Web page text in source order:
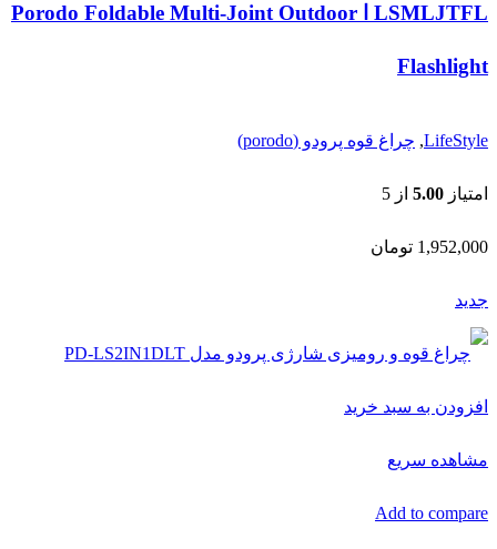
LSMLJTFL ا Porodo Foldable Multi-Joint Outdoor
Flashlight
LifeStyle
, چراغ قوه پرودو (porodo)
امتیاز 5.00 از 5
1,952,000 تومان
جدید
افزودن به سبد خرید
مشاهده سریع
Add to compare